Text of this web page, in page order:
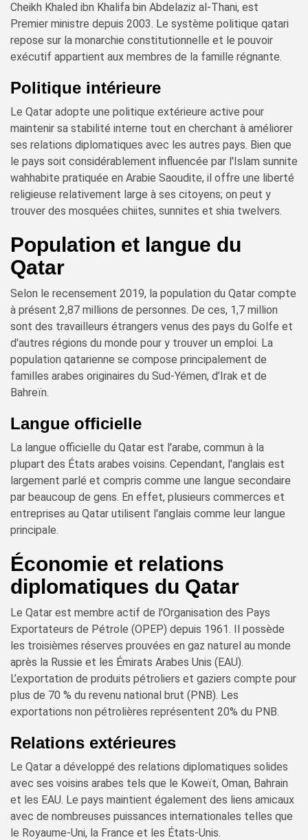
Cheikh Khaled ibn Khalifa bin Abdelaziz al-Thani, est
Premier ministre depuis 2003. Le système politique qatari
repose sur la monarchie constitutionnelle et le pouvoir
exécutif appartient aux membres de la famille régnante.
Politique intérieure
Le Qatar adopte une politique extérieure active pour
maintenir sa stabilité interne tout en cherchant à améliorer
ses relations diplomatiques avec les autres pays. Bien que
le pays soit considérablement influencée par l'Islam sunnite
wahhabite pratiquée en Arabie Saoudite, il offre une liberté
religieuse relativement large à ses citoyens; on peut y
trouver des mosquées chiites, sunnites et shia twelvers.
Population et langue du
Qatar
Selon le recensement 2019, la population du Qatar compte
à présent 2,87 millions de personnes. De ces, 1,7 million
sont des travailleurs étrangers venus des pays du Golfe et
d'autres régions du monde pour y trouver un emploi. La
population qatarienne se compose principalement de
familles arabes originaires du Sud-Yémen, d’Irak et de
Bahreïn.
Langue officielle
La langue officielle du Qatar est l'arabe, commun à la
plupart des États arabes voisins. Cependant, l'anglais est
largement parlé et compris comme une langue secondaire
par beaucoup de gens. En effet, plusieurs commerces et
entreprises au Qatar utilisent l'anglais comme leur langue
principale.
Économie et relations
diplomatiques du Qatar
Le Qatar est membre actif de l'Organisation des Pays
Exportateurs de Pétrole (OPEP) depuis 1961. Il possède
les troisièmes réserves prouvées en gaz naturel au monde
après la Russie et les Émirats Arabes Unis (EAU).
L’exportation de produits pétroliers et gaziers compte pour
plus de 70 % du revenu national brut (PNB). Les
exportations non pétrolières représentent 20% du PNB.
Relations extérieures
Le Qatar a développé des relations diplomatiques solides
avec ses voisins arabes tels que le Koweït, Oman, Bahrain
et les EAU. Le pays maintient également des liens amicaux
avec de nombreuses puissances internationales telles que
le Royaume-Uni, la France et les États-Unis.